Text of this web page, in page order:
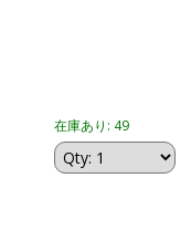
在庫あり: 49